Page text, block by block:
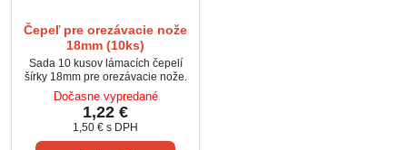
Čepeľ pre orezávacie nože
18mm (10ks)
Sada 10 kusov lámacích čepelí
šírky 18mm pre orezávacie nože.
Dočasne vypredané
1,22 €
1,50 € s DPH